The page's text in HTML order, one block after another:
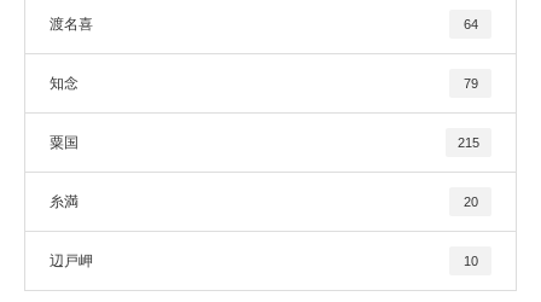
渡名喜 64
知念 79
粟国 215
糸満 20
辺戸岬 10